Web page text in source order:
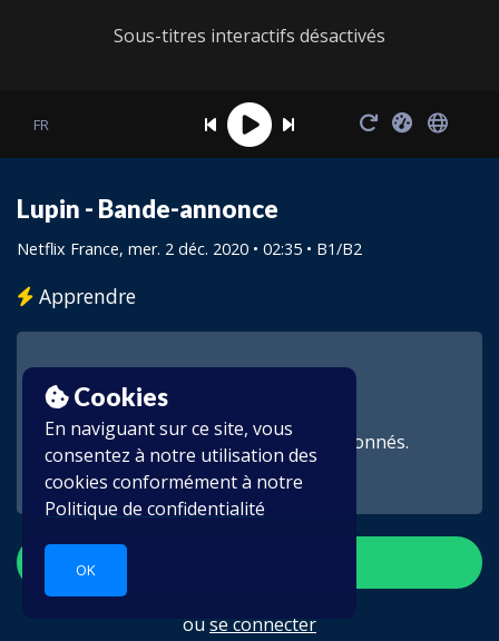
Cookies
En naviguant sur ce site, vous
consentez à notre utilisation des
cookies conformément à notre
Politique de confidentialité
OK
Sous-titres interactifs désactivés
FR
Lupin - Bande-annonce
Netflix France, mer. 2 déc. 2020 • 02:35 • B1/B2
Apprendre
Cette vidéo est réservée aux abonnés.
ouse connecter